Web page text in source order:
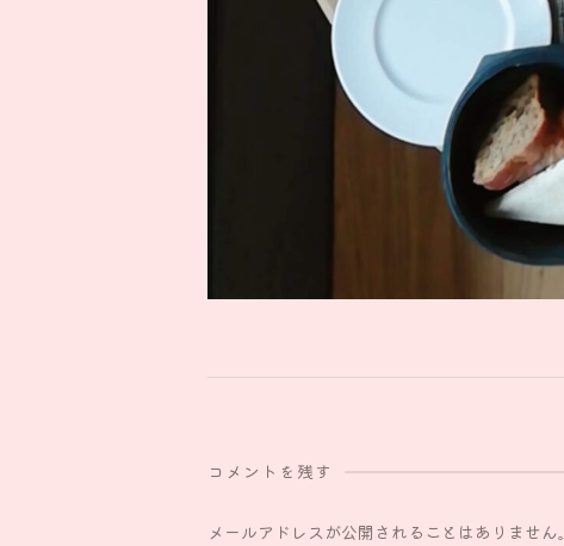
コメントを残す
メールアドレスが公開されることはありません。